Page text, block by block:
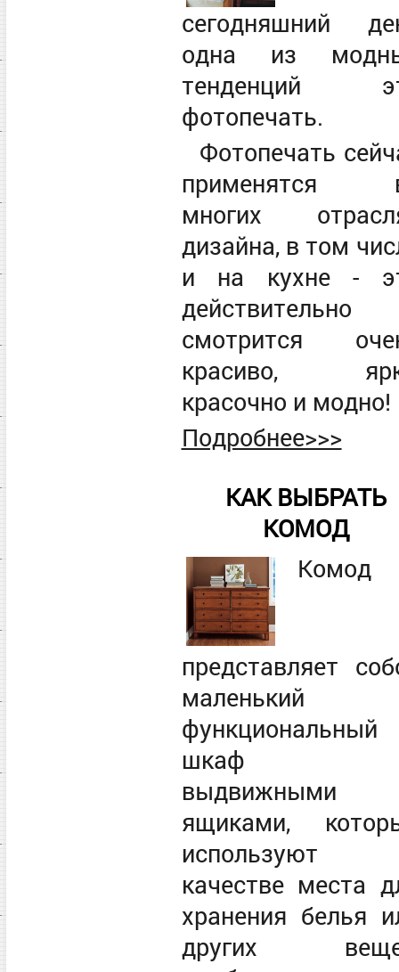
сегодняшний
одна из
тенденций
фотопечать.
Фотопечать
применятся
многих
дизайна, в том
и на кухне -
действительно
смотрится
красиво,
красочно и модно!
Подробнее>>>
КАК ВЫБРАТЬ
КОМОД
Комод
представляет
маленький
функциональный
шкаф
выдвижными
ящиками,
используют
качестве места
хранения белья
других